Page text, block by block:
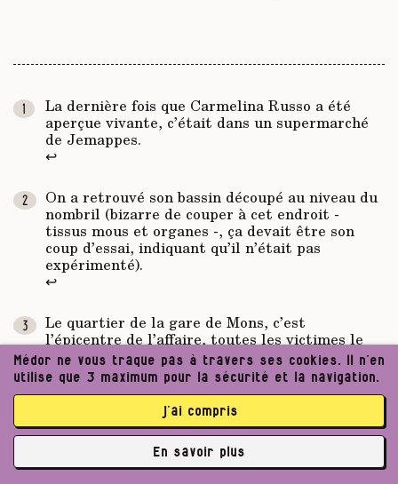
La dernière fois que Carmelina Russo a été
aperçue vivante, c’était dans un supermarché
de Jemappes.
↩
On a retrouvé son bassin découpé au niveau du
nombril (bizarre de couper à cet endroit -
tissus mous et organes -, ça devait être son
coup d’essai, indiquant qu’il n’était pas
expérimenté).
↩
Le quartier de la gare de Mons, c’est
l’épicentre de l’affaire, toutes les victimes le
fréquentaient, et notamment l’hôtel
Métropole.
↩
Tiré de notre entretien avec la patronne du
Métropole, Monique Gauche, septembre 2023.
↩
Médor ne vous traque pas à travers ses cookies. Il n’en
utilise que 3 maximum pour la sécurité et la navigation.
j’ai compris
En savoir plus